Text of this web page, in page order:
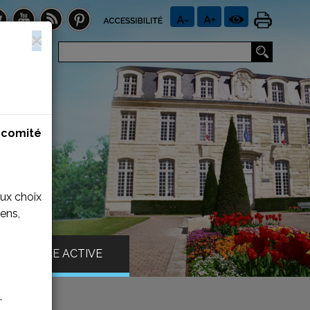
comité
choix
VILLE ACTIVE